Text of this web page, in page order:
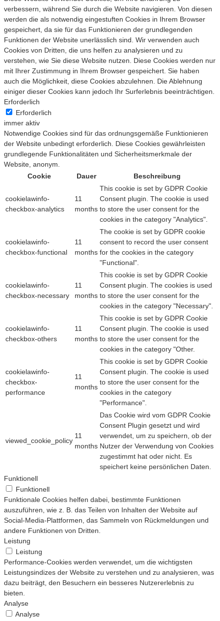
verbessern, während Sie durch die Website navigieren. Von diesen
werden die als notwendig eingestuften Cookies in Ihrem Browser
gespeichert, da sie für das Funktionieren der grundlegenden
Funktionen der Website unerlässlich sind. Wir verwenden auch
Cookies von Dritten, die uns helfen zu analysieren und zu
verstehen, wie Sie diese Website nutzen. Diese Cookies werden nur
mit Ihrer Zustimmung in Ihrem Browser gespeichert. Sie haben
auch die Möglichkeit, diese Cookies abzulehnen. Die Ablehnung
einiger dieser Cookies kann jedoch Ihr Surferlebnis beeinträchtigen.
Erforderlich
Erforderlich
immer aktiv
Notwendige Cookies sind für das ordnungsgemäße Funktionieren
der Website unbedingt erforderlich. Diese Cookies gewährleisten
grundlegende Funktionalitäten und Sicherheitsmerkmale der
Website, anonym.
Cookie
Dauer Beschreibung
cookielawinfo-
checkbox-analytics
11
months
This cookie is set by GDPR Cookie
Consent plugin. The cookie is used
to store the user consent for the
cookies in the category "Analytics".
cookielawinfo-
checkbox-functional
11
months
The cookie is set by GDPR cookie
consent to record the user consent
for the cookies in the category
"Functional".
cookielawinfo-
checkbox-necessary
11
months
This cookie is set by GDPR Cookie
Consent plugin. The cookies is used
to store the user consent for the
cookies in the category "Necessary".
cookielawinfo-
checkbox-others
11
months
This cookie is set by GDPR Cookie
Consent plugin. The cookie is used
to store the user consent for the
cookies in the category "Other.
cookielawinfo-
checkbox-
performance
11
months
This cookie is set by GDPR Cookie
Consent plugin. The cookie is used
to store the user consent for the
cookies in the category
"Performance".
viewed_cookie_policy
11
months
Das Cookie wird vom GDPR Cookie
Consent Plugin gesetzt und wird
verwendet, um zu speichern, ob der
Nutzer der Verwendung von Cookies
zugestimmt hat oder nicht. Es
speichert keine persönlichen Daten.
Funktionell
Funktionell
Funktionale Cookies helfen dabei, bestimmte Funktionen
auszuführen, wie z. B. das Teilen von Inhalten der Website auf
Social-Media-Plattformen, das Sammeln von Rückmeldungen und
andere Funktionen von Dritten.
Leistung
Leistung
Performance-Cookies werden verwendet, um die wichtigsten
Leistungsindizes der Website zu verstehen und zu analysieren, was
dazu beiträgt, den Besuchern ein besseres Nutzererlebnis zu
bieten.
Analyse
Analyse